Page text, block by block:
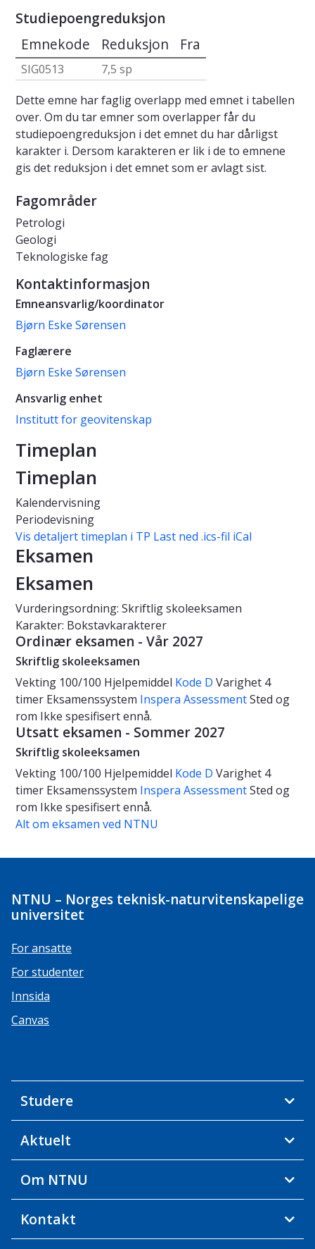
Studiepoengreduksjon
Emnekode Reduksjon Fra
SIG0513
7,5 sp
Dette emne har faglig overlapp med emnet i tabellen
over. Om du tar emner som overlapper får du
studiepoengreduksjon i det emnet du har dårligst
karakter i. Dersom karakteren er lik i de to emnene
gis det reduksjon i det emnet som er avlagt sist.
Fagområder
Petrologi
Geologi
Teknologiske fag
Kontaktinformasjon
Emneansvarlig/koordinator
Bjørn Eske Sørensen
Faglærere
Bjørn Eske Sørensen
Ansvarlig enhet
Institutt for geovitenskap
Timeplan
Timeplan
Kalendervisning
Periodevisning
Vis detaljert timeplan i TP Last ned .ics-fil iCal
Eksamen
Eksamen
Vurderingsordning: Skriftlig skoleeksamen
Karakter: Bokstavkarakterer
Ordinær eksamen - Vår 2027
Skriftlig skoleeksamen
Vekting 100/100 Hjelpemiddel Kode D Varighet 4
timer Eksamenssystem Inspera AssessmentSted og
rom Ikke spesifisert ennå.
Utsatt eksamen - Sommer 2027
Skriftlig skoleeksamen
Vekting 100/100 Hjelpemiddel Kode D Varighet 4
timer Eksamenssystem Inspera AssessmentSted og
rom Ikke spesifisert ennå.
Alt om eksamen ved NTNU
NTNU – Norges teknisk-naturvitenskapelige
universitet
For ansatte
For studenter
Innsida
Canvas
Studere
Aktuelt
Om NTNU
Kontakt